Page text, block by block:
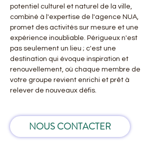
potentiel culturel et naturel de la ville,
combiné à l'expertise de l'agence NUA,
promet des activités sur mesure et une
expérience inoubliable. Périgueux n'est
pas seulement un lieu ; c'est une
destination qui évoque inspiration et
renouvellement, où chaque membre de
votre groupe revient enrichi et prêt à
relever de nouveaux défis.
NOUS CONTACTER